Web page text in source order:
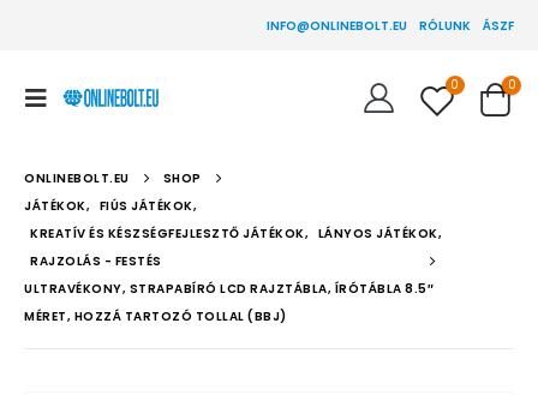
INFO@ONLINEBOLT.EU RÓLUNK ÁSZF
0 0
ONLINEBOLT.EU
SHOP
JÁTÉKOK, FIÚS JÁTÉKOK,
KREATÍV ÉS KÉSZSÉGFEJLESZTŐ JÁTÉKOK, LÁNYOS JÁTÉKOK,
RAJZOLÁS - FESTÉS
ULTRAVÉKONY, STRAPABÍRÓ LCD RAJZTÁBLA, ÍRÓTÁBLA 8.5″
MÉRET, HOZZÁ TARTOZÓ TOLLAL (BBJ)